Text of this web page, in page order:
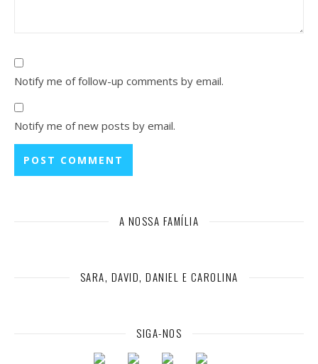
Notify me of follow-up comments by email.
Notify me of new posts by email.
A NOSSA FAMÍLIA
SARA, DAVID, DANIEL E CAROLINA
SIGA-NOS